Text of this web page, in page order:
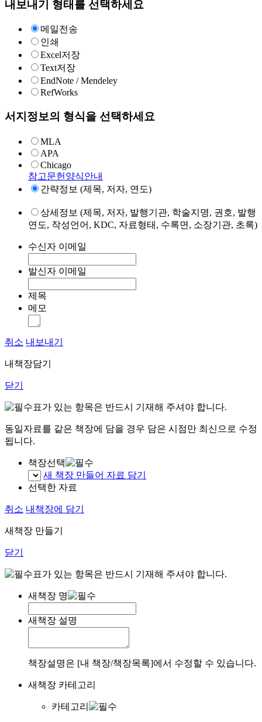
내보내기 형태를 선택하세요
메일전송
인쇄
Excel저장
Text저장
EndNote / Mendeley
RefWorks
서지정보의 형식을 선택하세요
MLA
APA
Chicago
참고문헌양식안내
간략정보 (제목, 저자, 연도)
상세정보 (제목, 저자, 발행기관, 학술지명, 권호, 발행
연도, 작성언어, KDC, 자료형태, 수록면, 소장기관, 초록)
수신자 이메일
발신자 이메일
제목
메모
취소 내보내기
내책장담기
닫기
표가 있는 항목은 반드시 기재해 주셔야 합니다.
동일자료를 같은 책장에 담을 경우 담은 시점만 최신으로 수정
됩니다.
책장선택
새 책장 만들어 자료 담기
선택한 자료
취소 내책장에 담기
새책장 만들기
닫기
표가 있는 항목은 반드시 기재해 주셔야 합니다.
새책장 명
새책장 설명
책장설명은 [내 책장/책장목록]에서 수정할 수 있습니다.
새책장 카테고리
카테고리